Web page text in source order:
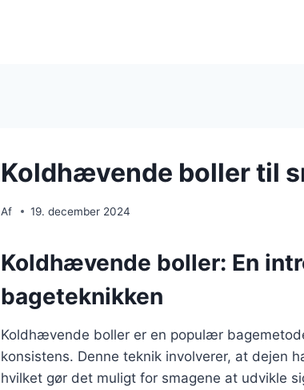
Koldhævende boller til
Af 19. december 2024
Koldhævende boller: En
bageteknikken
Koldhævende boller er en populær
konsistens. Denne teknik involverer, at dejen
hvilket gør det muligt for smagene at udvikle